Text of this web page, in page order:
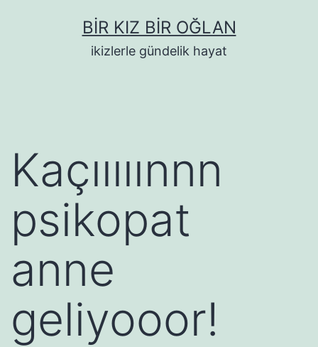
BIR KIZ BIR OĞLAN
ikizlerle gündelik hayat
Kaçııııınnn
psikopat
anne
geliyooor!